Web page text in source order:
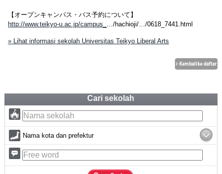
【オープンキャンパス・バス予約について】
http://www.teikyo-u.ac.jp/campus_ …/hachioji/…/0618_7441.html
» Lihat informasi sekolah Universitas Teikyo Liberal Arts
Cari sekolah
Nama kota dan prefektur